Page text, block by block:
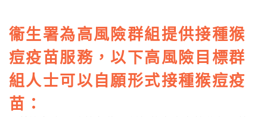
衞生署為高風險群組提供接種猴
痘疫苗服務，以下高風險目標群
組人士可以自願形式接種猴痘疫
苗：